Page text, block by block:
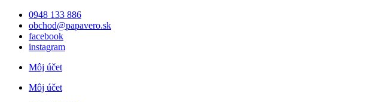
Preskočiť
obsah
0948 133 886
obchod@papavero.sk
facebook
instagram
Môj účet
Môj účet